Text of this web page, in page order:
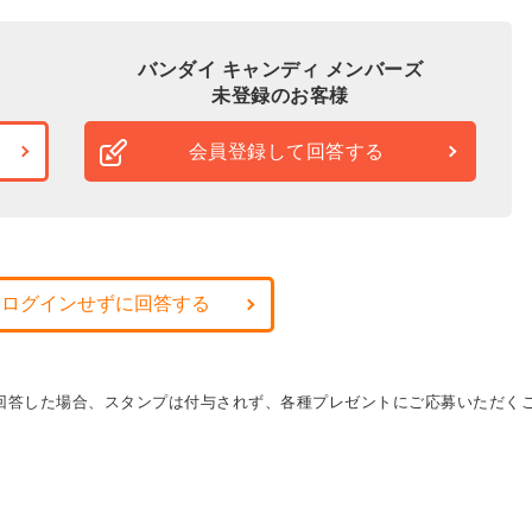
バンダイ キャンディ メンバーズ
未登録のお客様
会員登録して回答する
グインせずに回答する
した場合、スタンプは付与されず、各種プレゼントにご応募いただく